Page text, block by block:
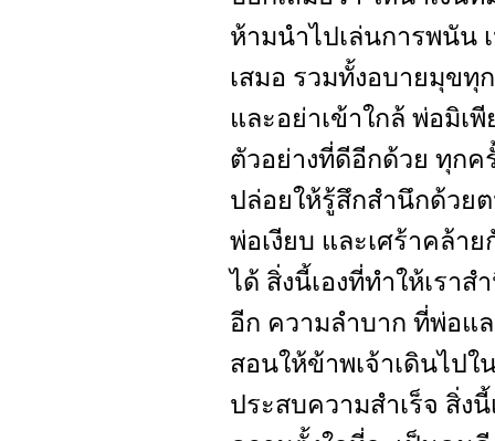
ห้ามนำไปเล่นการพนัน
เสมอ รวมทั้งอบายมุขทุ
และอย่าเข้าใกล้ พ่อมิเ
ตัวอย่างที่ดีอีกด้วย ทุกค
ปล่อยให้รู้สึกสำนึกด้วย
พ่อเงียบ และเศร้าคล้า
ได้ สิ่งนี้เองที่ทำให้เรา
อีก ความลำบาก ที่พ่อแ
สอนให้ข้าพเจ้าเดินไป
ประสบความสำเร็จ สิ่ง